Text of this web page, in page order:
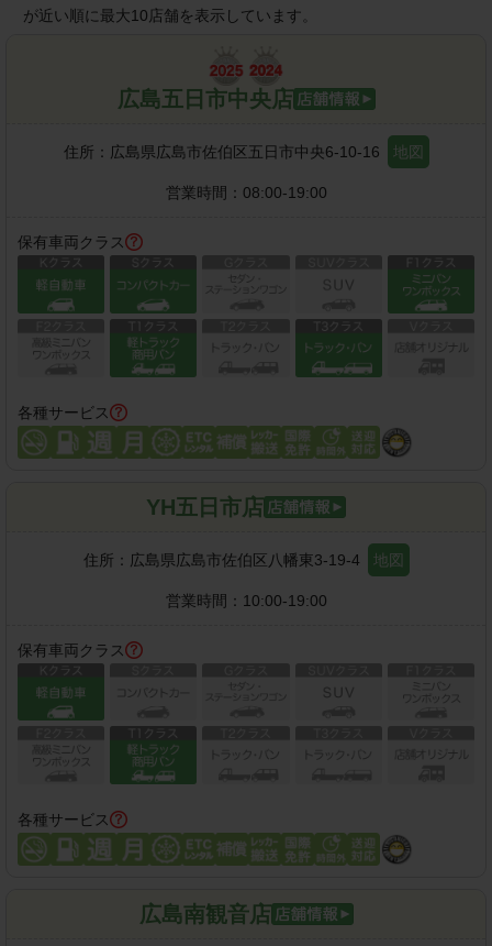
が近い順に最大10店舗を表示しています。
広島五日市中央店
住所： 広島県広島市佐伯区五日市中央6-10-16 地図
営業時間： 08:00-19:00
保有車両クラス
各種サービス
YH五日市店
住所： 広島県広島市佐伯区八幡東3-19-4 地図
営業時間： 10:00-19:00
保有車両クラス
各種サービス
広島南観音店